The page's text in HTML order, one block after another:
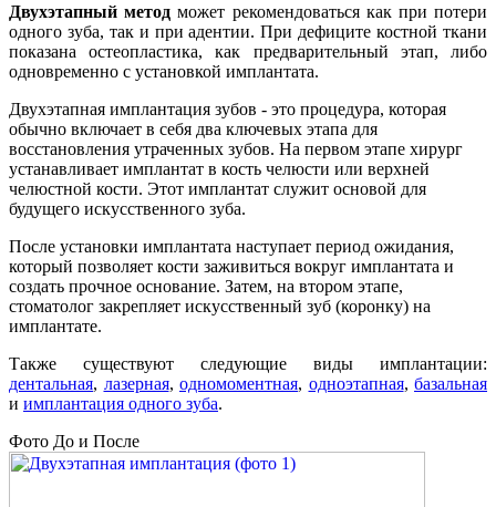
Двухэтапный метод может рекомендоваться как при потери
одного зуба, так и при адентии. При дефиците костной ткани
показана остеопластика, как предварительный этап, либо
одновременно с установкой имплантата.
Двухэтапная имплантация зубов - это процедура, которая
обычно включает в себя два ключевых этапа для
восстановления утраченных зубов. На первом этапе хирург
устанавливает имплантат в кость челюсти или верхней
челюстной кости. Этот имплантат служит основой для
будущего искусственного зуба.
После установки имплантата наступает период ожидания,
который позволяет кости заживиться вокруг имплантата и
создать прочное основание. Затем, на втором этапе,
стоматолог закрепляет искусственный зуб (коронку) на
имплантате.
Также существуют следующие виды имплантации:
дентальная, лазерная, одномоментная, одноэтапная, базальная
и имплантация одного зуба.
Фото До и После